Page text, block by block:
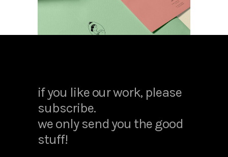
if you like our work, please
subscribe.
we only send you the good
stuff!